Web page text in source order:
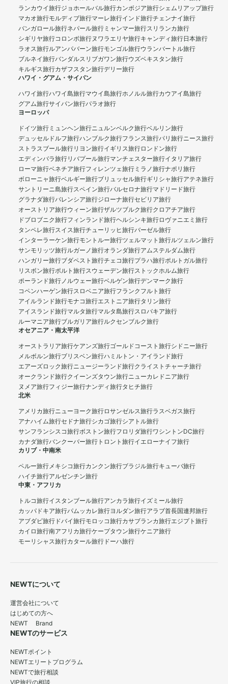
ランカウイ旅行ジョホールバル旅行カンボジア旅行シェムリアップ旅行
マカオ旅行モルディブ旅行マーレ旅行インド旅行チェンナイ旅行
バンガロール旅行ネパール旅行 ミャンマー旅行スリランカ旅行
シギリヤ旅行コロンボ旅行ヌワラエリヤ旅行キャンディ旅行日本旅行
ラオス旅行ルアンパバーン旅行モンゴル旅行ウランバートル旅行
ブルネイ旅行バンダルスリブガワン旅行ウズベキスタン旅行
キルギス旅行カザフスタン旅行デリー旅行
ハワイ・グアム・サイパン
ハワイ旅行ハワイ島旅行マウイ島旅行ホノルル旅行カウアイ島旅行
グアム旅行サイパン旅行パラオ旅行
ヨーロッパ
ドイツ旅行 ミュンヘン旅行ニュルンベルク旅行ベルリン旅行
デュッセルドルフ旅行ハンブルク旅行フランス旅行パリ旅行ニース旅行
ストラスブール旅行リヨン旅行イギリス旅行ロンドン旅行
エディンバラ旅行リバプール旅行マンチェスター旅行イタリア旅行
ローマ旅行ベネチア旅行フィレンツェ旅行 ミラノ旅行ナポリ旅行
ボローニャ旅行ベルギー旅行ブリュッセル旅行ギリシャ旅行アテネ旅行
サントリーニ島旅行スペイン旅行バルセロナ旅行マドリード旅行
グラナダ旅行バレンシア旅行ジローナ旅行セビリア旅行
オーストリア旅行ウィーン旅行ザルツブルク旅行クロアチア旅行
ドブロブニク旅行フィンランド旅行ヘルシンキ旅行ロヴァニエミ旅行
タンペレ旅行スイス旅行チューリッヒ旅行バーゼル旅行
インターラーケン旅行モントルー旅行ツェルマット旅行ルツェルン旅行
サンモリッツ旅行ルガーノ旅行オランダ旅行アムステルダム旅行
ハンガリー旅行ブダペスト旅行チェコ旅行プラハ旅行ポルトガル旅行
リスボン旅行ポルト旅行スウェーデン旅行ストックホルム旅行
ポーランド旅行ノルウェー旅行ベルゲン旅行デンマーク旅行
コペンハーゲン旅行スロベニア旅行フランクフルト旅行
アイルランド旅行モナコ旅行エストニア旅行タリン旅行
アイスランド旅行マルタ旅行マルタ島旅行スロバキア旅行
ルーマニア旅行ブルガリア旅行ルクセンブルク旅行
オセアニア・南太平洋
オーストラリア旅行ケアンズ旅行ゴールドコースト旅行シドニー旅行
メルボルン旅行ブリスベン旅行ハミルトン・アイランド旅行
エアーズロック旅行ニュージーランド旅行クライストチャーチ旅行
オークランド旅行クイーンズタウン旅行ニューカレドニア旅行
ヌメア旅行フィジー旅行ナンディ旅行タヒチ旅行
北米
アメリカ旅行ニューヨーク旅行ロサンゼルス旅行ラスベガス旅行
アナハイム旅行セドナ旅行シカゴ旅行シアトル旅行
サンフランシスコ旅行ボストン旅行フロリダ旅行ワシントンDC旅行
カナダ旅行バンクーバー旅行 トロント旅行イエローナイフ旅行
カリブ・中南米
ペルー旅行メキシコ旅行カンクン旅行ブラジル旅行キューバ旅行
ハイチ旅行アルゼンチン旅行
中東・アフリカ
トルコ旅行イスタンブール旅行アンカラ旅行イズミール旅行
カッパドキア旅行パムッカレ旅行ヨルダン旅行アラブ首長国連邦旅行
アブダビ旅行 ドバイ旅行モロッコ旅行カサブランカ旅行エジプト旅行
カイロ旅行南アフリカ旅行ケープタウン旅行ケニア旅行
モーリシャス旅行カタール旅行 ドーハ旅行
NEWTについて
運営会社について
はじめての方へ
NEWT Brand
NEWTのサービス
NEWTポイント
NEWTエリートプログラム
NEWTで旅行相談
VIP旅行の相談